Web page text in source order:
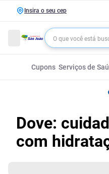
Insira o seu cep
Cupons Serviços de
Dove:
com